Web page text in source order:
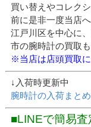
買い替えやコレク
前に是非一度当店へ
江戸川区を中心に
市の腕時計の買取
※当店は店頭買取
↓入荷時更新中
腕時計の入荷まと
■LINEで簡易